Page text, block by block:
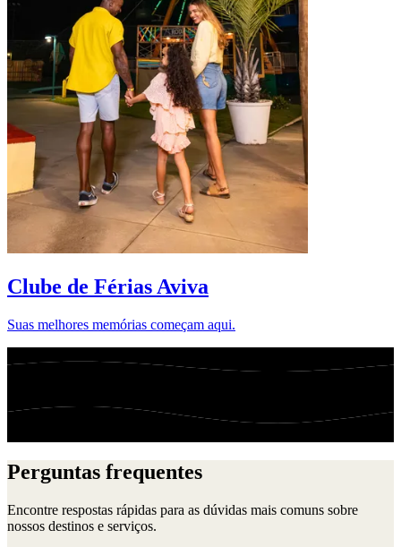
Clube de Férias Aviva
Suas melhores memórias começam aqui.
Perguntas frequentes
Encontre respostas rápidas para as dúvidas mais comuns sobre
nossos destinos e serviços.